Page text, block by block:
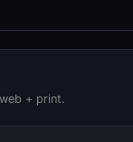
+ print.